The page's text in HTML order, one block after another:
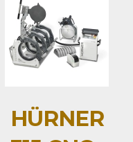
HÜRNER